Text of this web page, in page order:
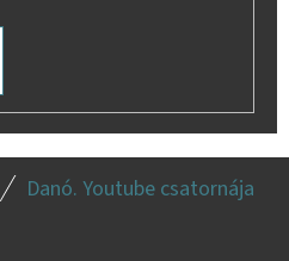
Danó. Youtube csatornája